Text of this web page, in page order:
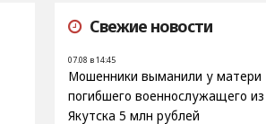
Свежие новости
07.08 в 14:45
Мошенники выманили у матери
погибшего военнослужащего из
Якутска 5 млн рублей